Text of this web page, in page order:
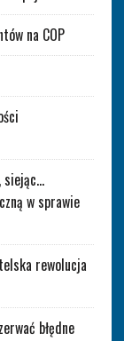
na COP
siejąc…
w sprawie
rewolucja
błędne